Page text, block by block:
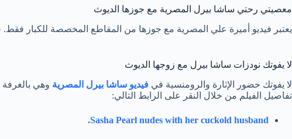
معصيتي رحتي ساشا بيرل المصرية مع جوزها الديوث
يعتبر فيديو أميرة علي المصرية مع جوزها من المقاطع المخصصة للكبار
لا يفوتك نودزات ساشا بيرل مع زوجها الديوث
لا يفوتك حضور الإثارة والرومنسية في فيديو ساشا بيرل المصرية وهي
تفاصيل الفيلم من خلال النقر على الرابط التالي:
Sasha Pearl nudes with her cuckold husband.